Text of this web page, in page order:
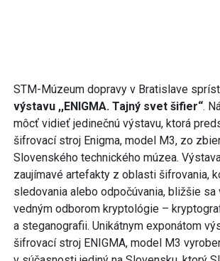
STM-Múzeum dopravy v Bratislave
výstavu ,,ENIGMA. Tajný svet šifier“.
môcť vidieť jedinečnú výstavu, ktorá
šifrovací stroj Enigma, model M3, zo
Slovenského technického múzea.
zaujímavé artefakty z oblasti šifrovania,
sledovania alebo odpočúvania, bližšie
vedným odborom kryptológie –
a steganografii. Unikátnym exponátom
šifrovací stroj ENIGMA, model M3